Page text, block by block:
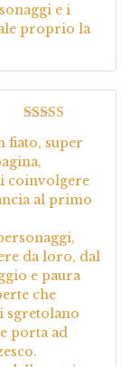
e i
proprio la
5
fiato, super
coinvolgere
al primo
da loro, dal
e paura
che
sgretolano
porta ad